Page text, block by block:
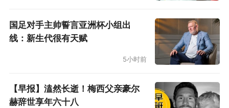
国足对手主帅誓言亚洲杯小组出
线：新生代很有天赋
5小时前
【早报】溘然长逝！梅西父亲豪尔
赫辞世享年六十八